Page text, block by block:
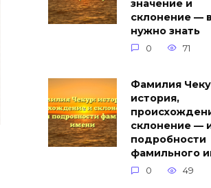
значение и
склонение —
нужно знать
0 71
Фамилия
история,
склонение —
подробности
фамильного
0 49